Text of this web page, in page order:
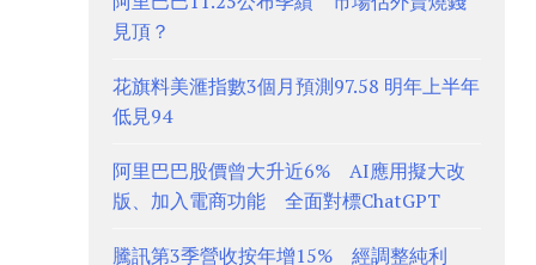
見頂？
花旗料美滙指數3個月預測97.58 明年上半年
低見94
阿里巴巴股價曾大升近6% AI應用擬大改
版、加入電商功能 全面對標ChatGPT
騰訊第3季營收按年增15% 經調整純利